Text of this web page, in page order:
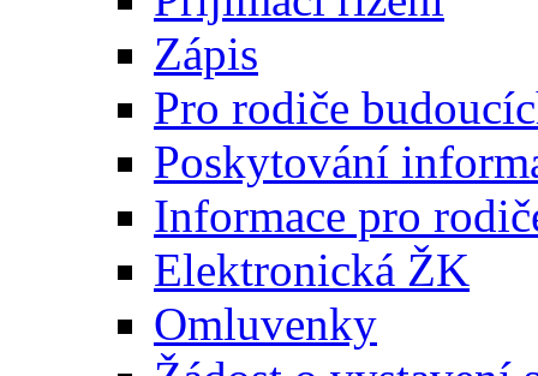
Zápis
Pro rodiče
Poskytování
Informace pro
Elektronická ŽK
Omluvenky